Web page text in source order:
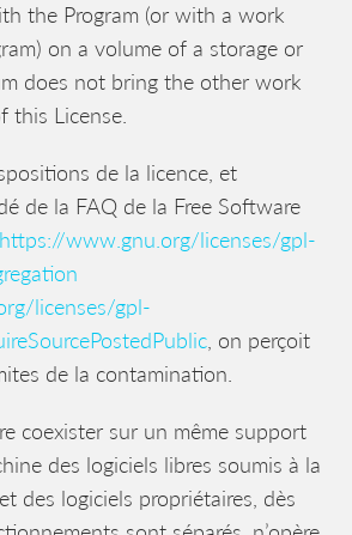
the Program (or with a work
on a volume of a storage or
does not bring the other work
this License.
de la licence, et
de la FAQ de la Free Software
https://www.gnu.org/licenses/gpl-
licenses/gpl-
, on perçoit
de la contamination.
coexister sur un même support
des logiciels libres soumis à la
des logiciels propriétaires, dès